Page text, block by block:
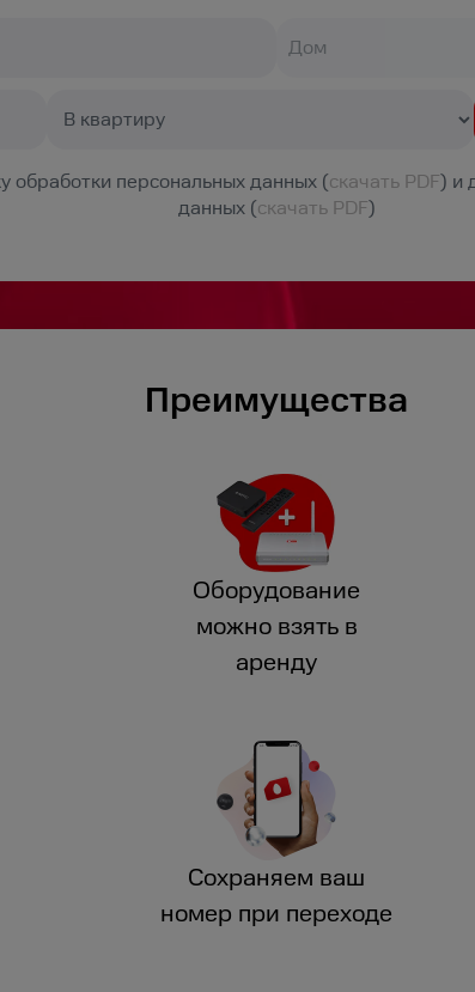
персональных данных (скачать PDF) и
данных (скачать PDF)
Преимущества
Оборудование
можно взять в
аренду
Сохраняем ваш
номер при переходе